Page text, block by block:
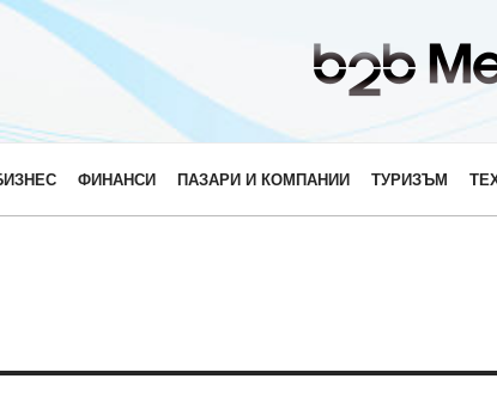
ФИНАНСИ ПАЗАРИ И КОМПАНИИ ТУРИЗЪМ